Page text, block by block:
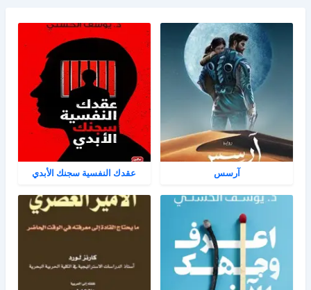
آرسس عقدك النفسية سجنك الأبدي